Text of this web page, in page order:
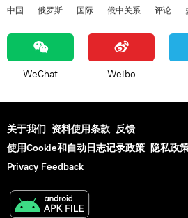
中国 俄罗斯 国际 俄中关系 评论
WeChat Weibo
关于我们 资料使用条款 反馈
使用Cookie和自动日志记录政策 隐私政
Privacy Feedback